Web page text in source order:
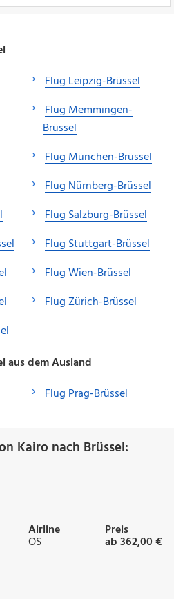
Flug Leipzig-Brüssel
Flug Memmingen-
Brüssel
Flug München-Brüssel
Flug Nürnberg-Brüssel
Flug Salzburg-Brüssel
Flug Stuttgart-Brüssel
Flug Wien-Brüssel
Flug Zürich-Brüssel
aus dem Ausland
Flug Prag-Brüssel
Kairo nach Brüssel:
Airline
OS
Preis
ab 362,00 €